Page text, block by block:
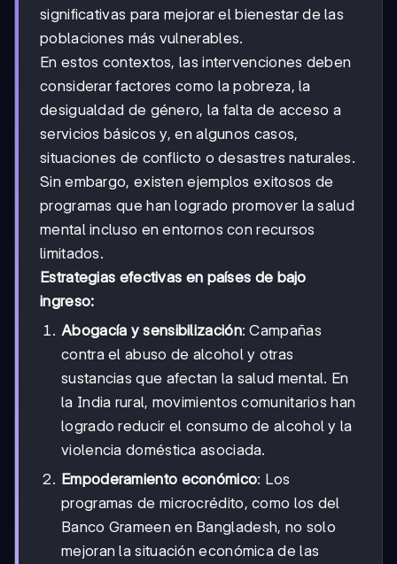
significativas para mejorar el bienestar de las
poblaciones más vulnerables.
En estos contextos, las intervenciones deben
considerar factores como la pobreza, la
desigualdad de género, la falta de acceso a
servicios básicos y, en algunos casos,
situaciones de conflicto o desastres naturales.
Sin embargo, existen ejemplos exitosos de
programas que han logrado promover la salud
mental incluso en entornos con recursos
limitados.
Estrategias efectivas en países de bajo
ingreso:
Abogacía y sensibilización: Campañas
contra el abuso de alcohol y otras
sustancias que afectan la salud mental. En
la India rural, movimientos comunitarios han
logrado reducir el consumo de alcohol y la
violencia doméstica asociada.
Empoderamiento económico: Los
programas de microcrédito, como los del
Banco Grameen en Bangladesh, no solo
mejoran la situación económica de las